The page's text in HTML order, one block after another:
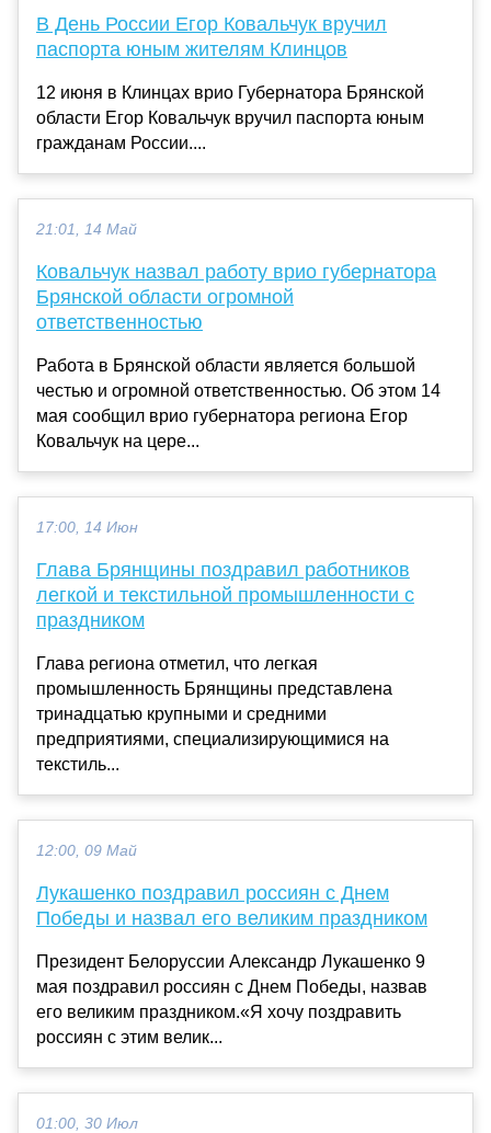
В День России Егор Ковальчук вручил
паспорта юным жителям Клинцов
12 июня в Клинцах врио Губернатора Брянской
области Егор Ковальчук вручил паспорта юным
гражданам России....
21:01, 14 Май
Ковальчук назвал работу врио губернатора
Брянской области огромной
ответственностью
Работа в Брянской области является большой
честью и огромной ответственностью. Об этом 14
мая сообщил врио губернатора региона Егор
Ковальчук на цере...
17:00, 14 Июн
Глава Брянщины поздравил работников
легкой и текстильной промышленности с
праздником
Глава региона отметил, что легкая
промышленность Брянщины представлена
тринадцатью крупными и средними
предприятиями, специализирующимися на
текстиль...
12:00, 09 Май
Лукашенко поздравил россиян с Днем
Победы и назвал его великим праздником
Президент Белоруссии Александр Лукашенко 9
мая поздравил россиян с Днем Победы, назвав
его великим праздником.«Я хочу поздравить
россиян с этим велик...
01:00, 30 Июл